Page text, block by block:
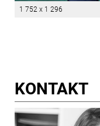
1 752 x 1 296
KONTAKT